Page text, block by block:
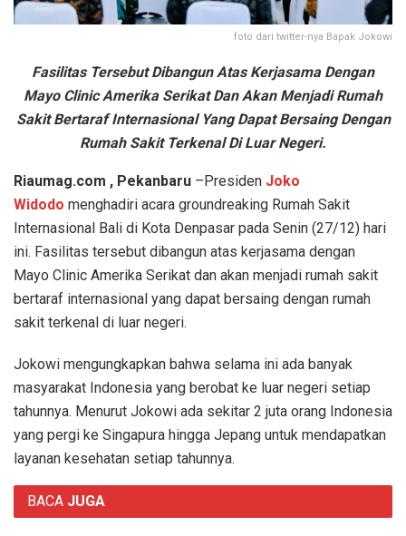
foto dari twitter-nya Bapak Jokowi
Fasilitas Tersebut Dibangun Atas Kerjasama Dengan
Mayo Clinic Amerika Serikat Dan Akan Menjadi Rumah
Sakit Bertaraf Internasional Yang Dapat Bersaing Dengan
Rumah Sakit Terkenal Di Luar Negeri.
Riaumag.com , Pekanbaru –Presiden Joko
Widodo menghadiri acara groundreaking Rumah Sakit
Internasional Bali di Kota Denpasar pada Senin (27/12) hari
ini. Fasilitas tersebut dibangun atas kerjasama dengan
Mayo Clinic Amerika Serikat dan akan menjadi rumah sakit
bertaraf internasional yang dapat bersaing dengan rumah
sakit terkenal di luar negeri.
Jokowi mengungkapkan bahwa selama ini ada banyak
masyarakat Indonesia yang berobat ke luar negeri setiap
tahunnya. Menurut Jokowi ada sekitar 2 juta orang Indonesia
yang pergi ke Singapura hingga Jepang untuk mendapatkan
layanan kesehatan setiap tahunnya.
BACA JUGA